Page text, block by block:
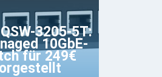
3205-5T:
10GbE-
für 249€